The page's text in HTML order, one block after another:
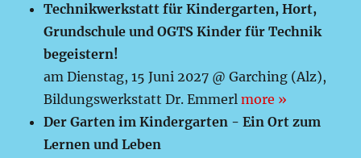
Technikwerkstatt für Kindergarten, Hort,
Grundschule und OGTS Kinder für Technik
begeistern!
am Dienstag, 15 Juni 2027 @ Garching (Alz),
Bildungswerkstatt Dr. Emmerlmore »
Der Garten im Kindergarten - Ein Ort zum
Lernen und Leben